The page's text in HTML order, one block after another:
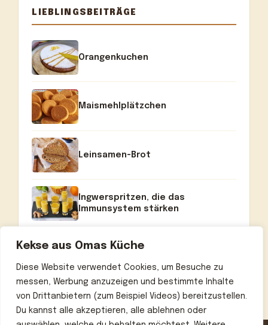
Kekse aus Omas Küche
Diese Website verwendet Cookies, um Besuche zu
messen, Werbung anzuzeigen und bestimmte Inhalte
von Drittanbietern (zum Beispiel Videos) bereitzustellen.
Du kannst alle akzeptieren, alle ablehnen oder
LIEBLINGSBEITRÄGE
Orangenkuchen
Maismehlplätzchen
Leinsamen-Brot
Ingwerspritzen, die das
Immunsystem stärken